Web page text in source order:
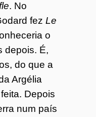
. No
fez Le
o
depois. É,
do que a
Argélia
Depois
num país